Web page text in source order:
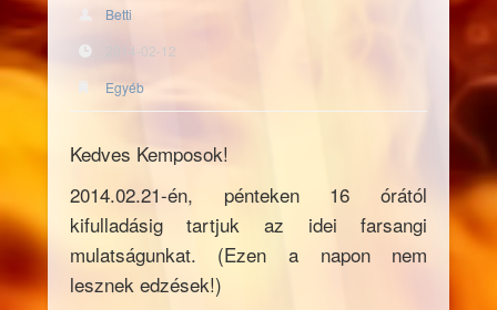
Betti
2014-02-12
Egyéb
Kedves Kemposok!
2014.02.21-én, pénteken 16 órától
kifulladásig tartjuk az idei farsangi
mulatságunkat. (Ezen a napon nem
lesznek edzések!)